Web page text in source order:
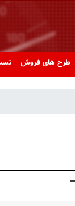
طرح های فروش